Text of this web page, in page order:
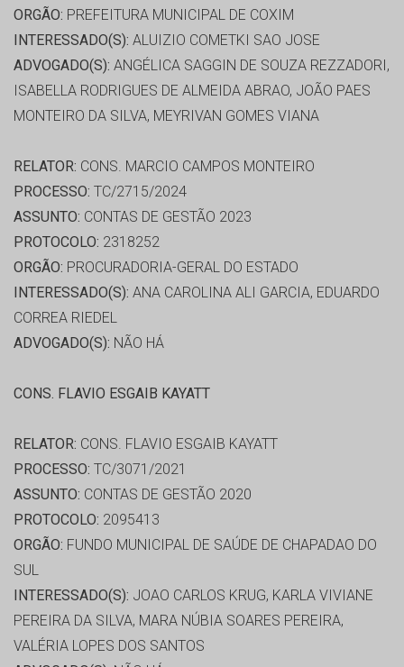
ORGÃO: PREFEITURA MUNICIPAL DE COXIM
INTERESSADO(S): ALUIZIO COMETKI SAO JOSE
ADVOGADO(S): ANGÉLICA SAGGIN DE SOUZA REZZADORI,
ISABELLA RODRIGUES DE ALMEIDA ABRAO, JOÃO PAES
MONTEIRO DA SILVA, MEYRIVAN GOMES VIANA
RELATOR: CONS. MARCIO CAMPOS MONTEIRO
PROCESSO: TC/2715/2024
ASSUNTO: CONTAS DE GESTÃO 2023
PROTOCOLO: 2318252
ORGÃO: PROCURADORIA-GERAL DO ESTADO
INTERESSADO(S): ANA CAROLINA ALI GARCIA, EDUARDO
CORREA RIEDEL
ADVOGADO(S): NÃO HÁ
CONS. FLAVIO ESGAIB KAYATT
RELATOR: CONS. FLAVIO ESGAIB KAYATT
PROCESSO: TC/3071/2021
ASSUNTO: CONTAS DE GESTÃO 2020
PROTOCOLO: 2095413
ORGÃO: FUNDO MUNICIPAL DE SAÚDE DE CHAPADAO DO
SUL
INTERESSADO(S): JOAO CARLOS KRUG, KARLA VIVIANE
PEREIRA DA SILVA, MARA NÚBIA SOARES PEREIRA,
VALÉRIA LOPES DOS SANTOS